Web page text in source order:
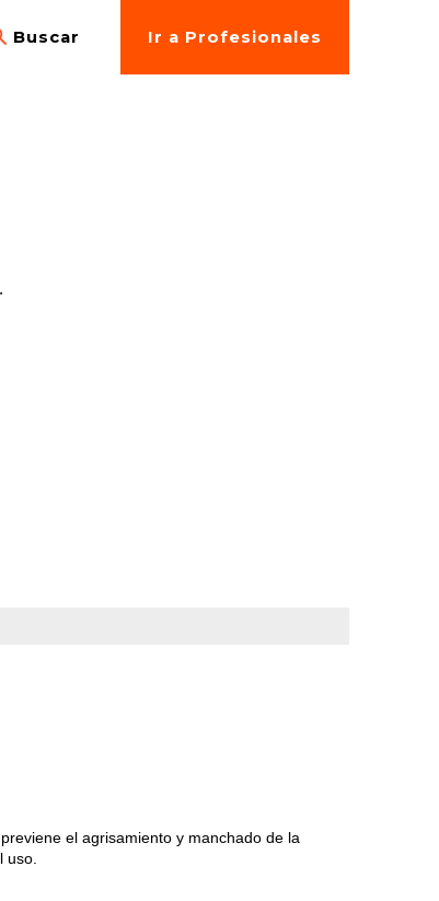
Buscar Ir a Profesionales
el agrisamiento y manchado de la
uso.